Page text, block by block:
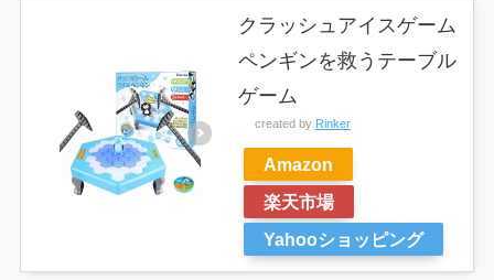
クラッシュアイスゲーム
ペンギンを救うテーブル
ゲーム
created by Rinker
Amazon
楽天市場
Yahooショッピング